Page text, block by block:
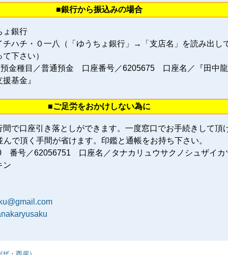
■銀行から振込みの場合
ょ銀行
チハチ・０一八（「ゆうちょ銀行」→「支店名」を読み出し
下さい）
金種目／普通預金 口座番号／6205675 口座名／『田中
基金』
■ご足労をおかけしない為に
間で口座引き落としができます。一度窓口でお手続きして頂
んで頂く手間が省けます。印鑑と通帳をお持ち下さい。
番号／62056751 口座名／タナカリュウサクノシュザイカ
ン